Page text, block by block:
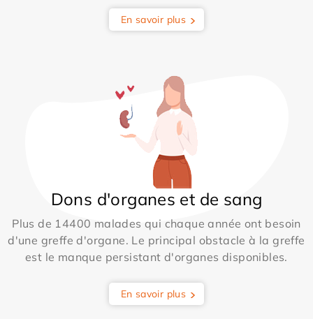
En savoir plus
Dons d'organes et de sang
Plus de 14400 malades qui chaque année ont besoin
d'une greffe d'organe. Le principal obstacle à la greffe
est le manque persistant d'organes disponibles.
En savoir plus